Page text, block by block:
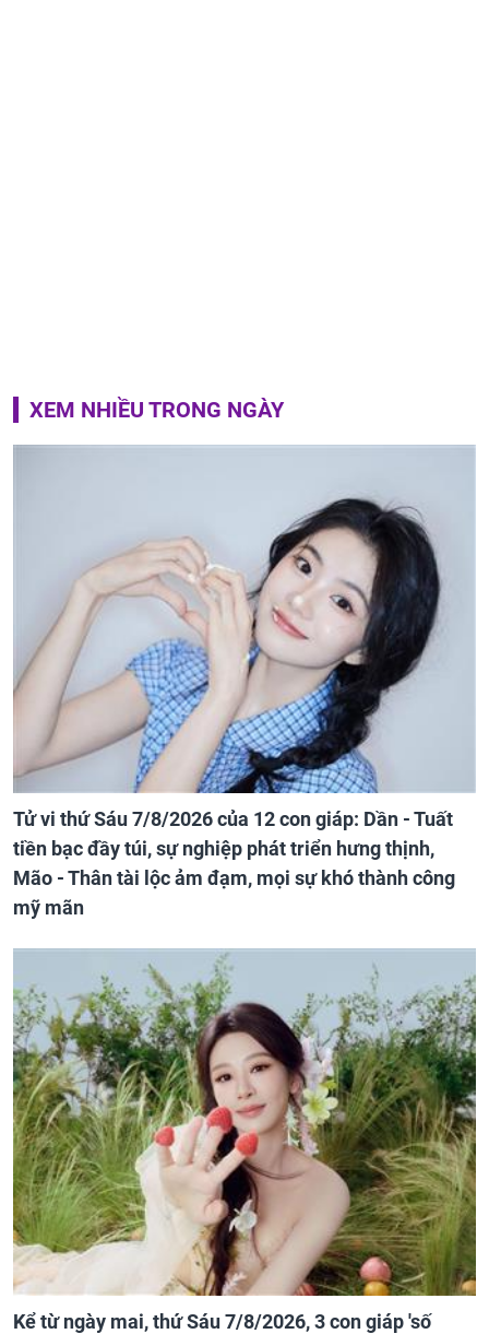
XEM NHIỀU TRONG NGÀY
Tử vi thứ Sáu 7/8/2026 của 12 con giáp: Dần - Tuất
tiền bạc đầy túi, sự nghiệp phát triển hưng thịnh,
Mão - Thân tài lộc ảm đạm, mọi sự khó thành công
mỹ mãn
Kể từ ngày mai, thứ Sáu 7/8/2026, 3 con giáp 'số